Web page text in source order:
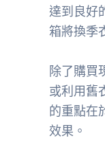
達到良好
箱將換季
除了購買
或利用舊
的重點在
效果。